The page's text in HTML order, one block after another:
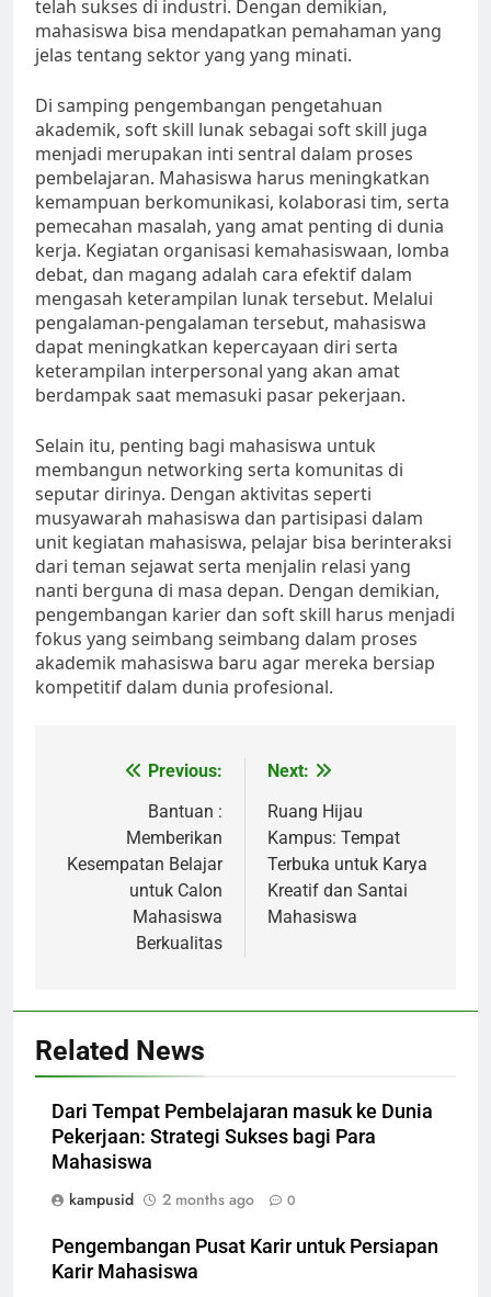
telah sukses di industri. Dengan demikian,
mahasiswa bisa mendapatkan pemahaman yang
jelas tentang sektor yang yang minati.
Di samping pengembangan pengetahuan
akademik, soft skill lunak sebagai soft skill juga
menjadi merupakan inti sentral dalam proses
pembelajaran. Mahasiswa harus meningkatkan
kemampuan berkomunikasi, kolaborasi tim, serta
pemecahan masalah, yang amat penting di dunia
kerja. Kegiatan organisasi kemahasiswaan, lomba
debat, dan magang adalah cara efektif dalam
mengasah keterampilan lunak tersebut. Melalui
pengalaman-pengalaman tersebut, mahasiswa
dapat meningkatkan kepercayaan diri serta
keterampilan interpersonal yang akan amat
berdampak saat memasuki pasar pekerjaan.
Selain itu, penting bagi mahasiswa untuk
membangun networking serta komunitas di
seputar dirinya. Dengan aktivitas seperti
musyawarah mahasiswa dan partisipasi dalam
unit kegiatan mahasiswa, pelajar bisa berinteraksi
dari teman sejawat serta menjalin relasi yang
nanti berguna di masa depan. Dengan demikian,
pengembangan karier dan soft skill harus menjadi
fokus yang seimbang seimbang dalam proses
akademik mahasiswa baru agar mereka bersiap
kompetitif dalam dunia profesional.
navigation
Previous:
Bantuan :
Memberikan
Kesempatan Belajar
untuk Calon
Mahasiswa
Berkualitas
Next:
Ruang Hijau
Kampus: Tempat
Terbuka untuk Karya
Kreatif dan Santai
Mahasiswa
Related News
Dari Tempat Pembelajaran masuk ke Dunia
Pekerjaan: Strategi Sukses bagi Para
Mahasiswa
kampusid
2 months ago 0
Pengembangan Pusat Karir untuk Persiapan
Karir Mahasiswa